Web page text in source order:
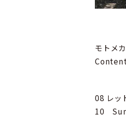
モトメ
08 レッ
10